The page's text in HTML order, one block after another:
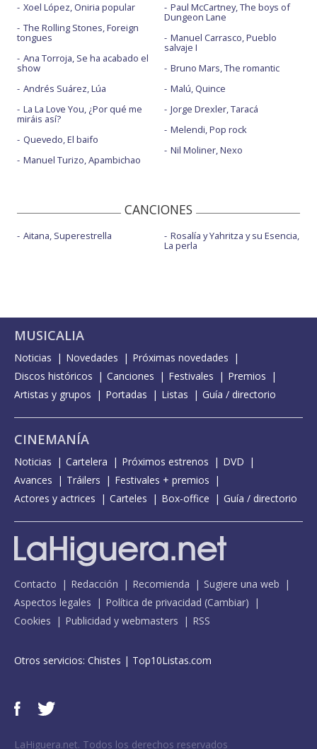
Xoel López, Oniria popular
The Rolling Stones, Foreign
tongues
Ana Torroja, Se ha acabado el
show
Andrés Suárez, Lúa
La La Love You, ¿Por qué me
miráis así?
Quevedo, El baifo
Manuel Turizo, Apambichao
Paul McCartney, The boys of
Dungeon Lane
Manuel Carrasco, Pueblo
salvaje I
Bruno Mars, The romantic
Malú, Quince
Jorge Drexler, Taracá
Melendi, Pop rock
Nil Moliner, Nexo
CANCIONES
Aitana, Superestrella Rosalía y Yahritza y su Esencia,
La perla
MUSICALIA
Noticias Novedades
Próximas novedades
Discos históricos
Canciones Festivales
Premios
Artistas y grupos
Portadas Listas Guía / directorio
CINEMANÍA
Noticias Cartelera Próximos estrenos
DVD
Avances
Tráilers
Festivales + premios
Actores y actrices
Carteles Box-office Guía / directorio
Contacto Redacción Recomienda
Sugiere una web
Aspectos legales
Política de privacidad (Cambiar)
Cookies
Publicidad y webmasters RSS
Otros servicios: Chistes | Top10Listas.com
LaHiguera.net. Todos los derechos reservados